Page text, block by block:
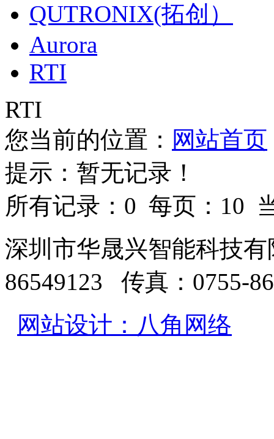
QUTRONIX(拓创）
Aurora
RTI
RTI
您当前的位置： 网站首页
提示：暂无记录！
所有记录：0 每页：10
深圳市华晟兴智能科技
86549123 传真：0755-
网站设计：八角网络